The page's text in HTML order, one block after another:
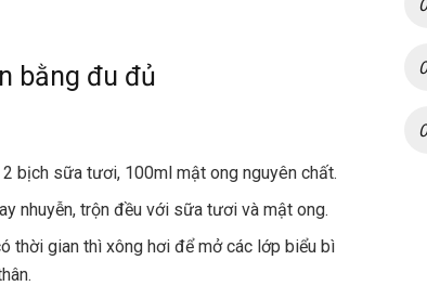
bằng đu đủ
bịch sữa tươi, 100ml mật ong nguyên chất.
nhuyễn, trộn đều với sữa tươi và mật ong.
thời gian thì xông hơi để mở các lớp biểu bì